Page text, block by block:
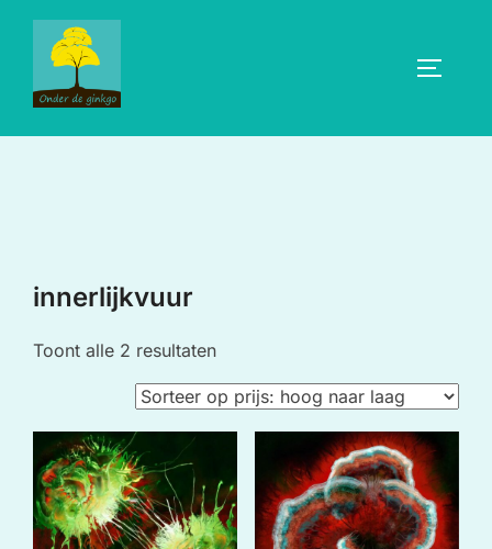
inhoud
innerlijkvuur
Toont alle 2 resultatenGesorteerd
op
prijs:
laag